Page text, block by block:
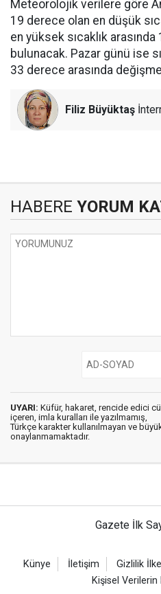
Meteorolojik verilere göre
19 derece olan en düşük
en yüksek sıcaklık
bulunacak. Pazar günü ise
33 derece arasında
Filiz Büyüktaş
HABERE YORUM
UYARI: Küfür, hakaret, rencide edici
içeren, imla kuralları ile yazılmamış,
Türkçe karakter kullanılmayan ve
onaylanmamaktadır.
Gazete İlk
Künye İletişim Gizlilik
Kişisel Verilerin